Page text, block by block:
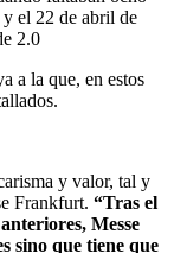
y el 22 de abril de
2.0
a la que, en estos
y valor, tal y
Frankfurt. “Tras el
Messe
sino que tiene que